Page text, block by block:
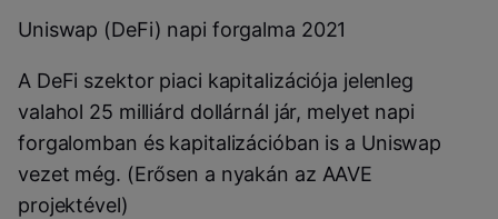
Uniswap (DeFi) napi forgalma 2021
A DeFi szektor piaci kapitalizációja jelenleg
valahol 25 milliárd dollárnál jár, melyet napi
forgalomban és kapitalizációban is a Uniswap
vezet még. (Erősen a nyakán az AAVE
projektével)